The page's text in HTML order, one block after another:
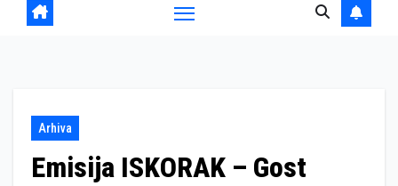
Arhiva
Emisija ISKORAK – Gost